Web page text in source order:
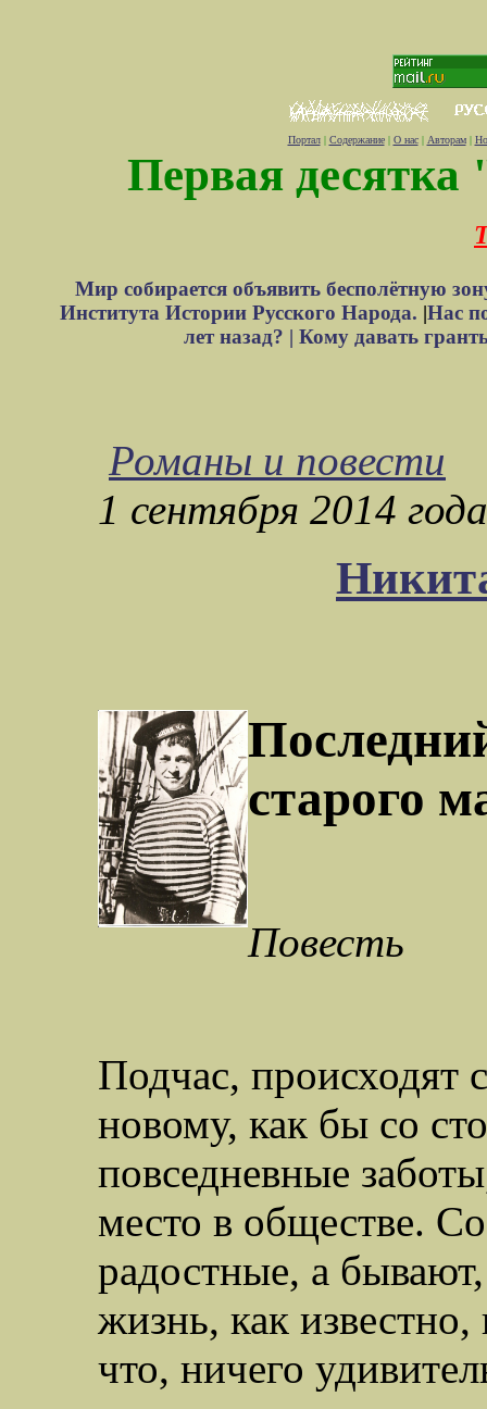
Портал| Содержание| О нас| Авторам|
Первая десятка
Мир собирается объявить бесполётную
Института Истории Русского Народа. |Нас
лет назад? | Кому давать
Романы и повести
1 сентября 2014 года
старого
Повесть
Подчас, происходят
новому, как бы со
повседневные
место в обществе.
радостные, а
жизнь, как
что, ничего